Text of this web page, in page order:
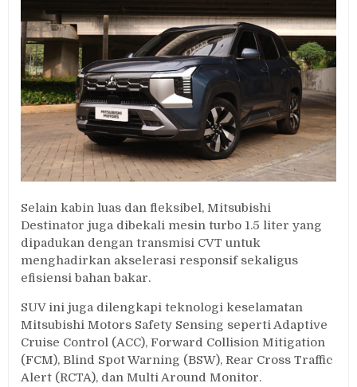
Selain kabin luas dan fleksibel, Mitsubishi
Destinator juga dibekali mesin turbo 1.5 liter yang
dipadukan dengan transmisi CVT untuk
menghadirkan akselerasi responsif sekaligus
efisiensi bahan bakar.
SUV ini juga dilengkapi teknologi keselamatan
Mitsubishi Motors Safety Sensing seperti Adaptive
Cruise Control (ACC), Forward Collision Mitigation
(FCM), Blind Spot Warning (BSW), Rear Cross Traffic
Alert (RCTA), dan Multi Around Monitor.